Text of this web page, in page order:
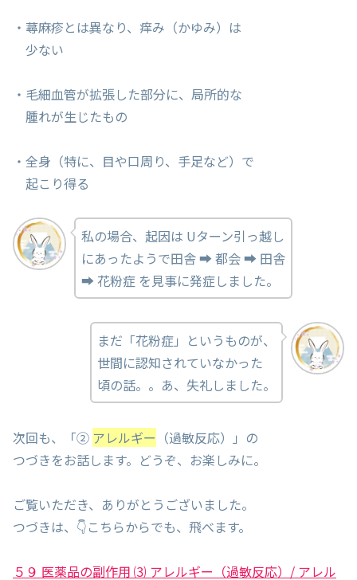
・蕁麻疹とは異なり、痒み（かゆみ）は
少ない
・毛細血管が拡張した部分に、局所的な
腫れが生じたもの
・全身（特に、目や口周り、手足など）で
起こり得る
私の場合、起因は Uターン引っ越し
にあったようで田舎 ➡ 都会 ➡ 田舎
➡ 花粉症 を見事に発症しました。
まだ「花粉症」というものが、
世間に認知されていなかった
頃の話。。あ、失礼しました。
次回も、「② アレルギー （過敏反応）」の
つづきをお話します。どうぞ、お楽しみに。
ご覧いただき、ありがとうございました。
つづきは、👇こちらからでも、飛べます。
５９ 医薬品の副作用 ⑶ アレルギー（過敏反応）/ アレル